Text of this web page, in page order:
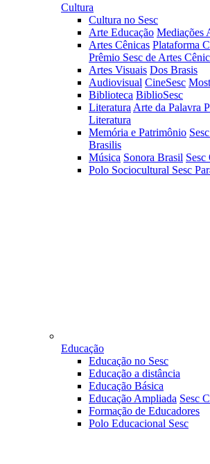
Cultura
Cultura no Sesc
Arte Educação Mediações
Artes Cênicas Plataforma
Prêmio Sesc de Artes
Artes Visuais Dos Brasis
Audiovisual CineSesc
Biblioteca BiblioSesc
Literatura Arte da Palavra
Literatura
Memória e Patrimônio
Brasilis
Música Sonora Brasil Sesc
Polo Sociocultural Sesc
Educação
Educação no Sesc
Educação a distância
Educação Básica
Educação Ampliada Sesc
Formação de Educadores
Polo Educacional Sesc